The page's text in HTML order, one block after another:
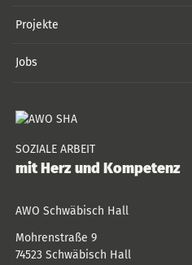
Projekte
Jobs
SOZIALE ARBEIT
mit Herz und Kompetenz
AWO Schwäbisch Hall
Mohrenstraße 9
74523 Schwäbisch Hall